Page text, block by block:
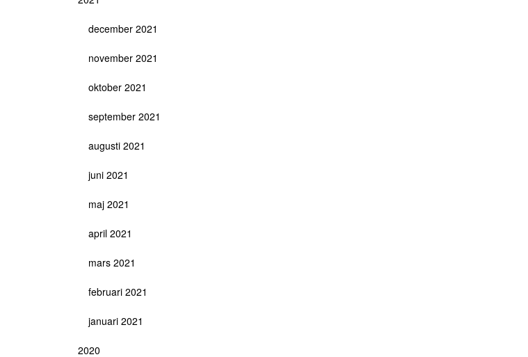
december 2021
november 2021
oktober 2021
september 2021
augusti 2021
juni 2021
maj 2021
april 2021
mars 2021
februari 2021
januari 2021
2020